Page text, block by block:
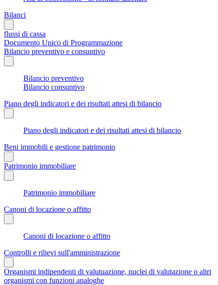
Bilanci
flussi di cassa
Documento Unico di Programmazione
Bilancio preventivo e consuntivo
Bilancio preventivo
Bilancio consuntivo
Piano degli indicatori e dei risultati attesi di bilancio
Piano degli indicatori e dei risultati attesi di bilancio
Beni immobili e gestione patrimonio
Patrimonio immobiliare
Patrimonio immobiliare
Canoni di locazione o affitto
Canoni di locazione o affitto
Controlli e rilievi sull'amministrazione
Organismi indipendenti di valutuazione, nuclei di valutazione o altri
organismi con funzioni analoghe